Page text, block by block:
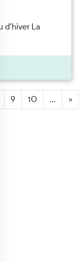
d’hiver La
9 10 ... »